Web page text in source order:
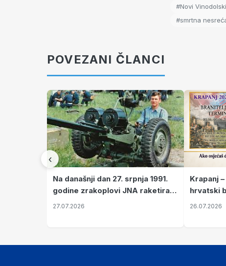
#Novi Vinodolski
#smrtna
POVEZANI ČLANCI
‹
Na današnji dan 27. srpnja 1991.
godine zrakoplovi JNA raketirali
su vojarnu i obučni centar "Nikola
27.07.2026
Krapanj
hrvatski
pronalaze
26.07.2026